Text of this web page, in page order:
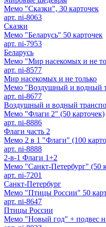
Мемо "Сказки", 30 карточек
арт. ni-8063
Сказки
Мемо "Беларусь" 50 карточек
арт. ni-7953
Беларусь
Мемо "Мир насекомых и не
арт. ni-8577
Мир насекомых и не только
Мемо "Воздушный и водный
арт. ni-8677
Воздушный и водный
Мемо "Флаги 2" (50 карточек)
арт. ni-8886
Флаги часть 2
Мемо 2 в 1 "Флаги" (100
арт. ni-8888
2-в-1 Флаги 1+2
Мемо "Санкт-Петербург" (50
арт. ni-7201
Санкт-Петербург
Мемо "Птицы России" 50
арт. ni-8647
Птицы России
Мемо "Новый год" + подвес